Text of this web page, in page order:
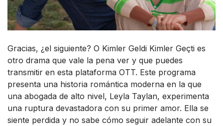
Gracias, ¿el siguiente? O Kimler Geldi Kimler Geçti es
otro drama que vale la pena ver y que puedes
transmitir en esta plataforma OTT. Este programa
presenta una historia romántica moderna en la que
una abogada de alto nivel, Leyla Taylan, experimenta
una ruptura devastadora con su primer amor. Ella se
siente perdida y no sabe cómo seguir adelante con su